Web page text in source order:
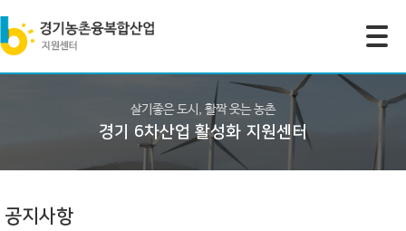
살기좋은 도시, 활짝 웃는 농촌
경기 6차산업 활성화 지원센터
공지사항